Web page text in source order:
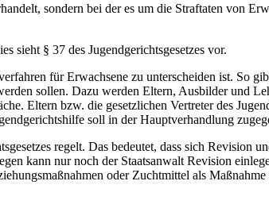
sondern bei der es um die Straftaten von
sieht § 37 des Jugendgerichtsgesetzes vor.
für Erwachsene zu unterscheiden ist. So
sollen. Dazu werden Eltern, Ausbilder und
Eltern bzw. die gesetzlichen Vertreter des
soll in der Hauptverhandlung
regelt. Das bedeutet, dass sich Revision
kann nur noch der Staatsanwalt Revision
oder Zuchtmittel als